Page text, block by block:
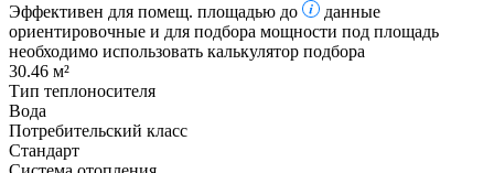
Эффективен для помещ. площадью до
данные
ориентировочные и для подбора мощности под площадь
необходимо использовать калькулятор подбора
30.46 м²
Тип теплоносителя
Вода
Потребительский класс
Стандарт